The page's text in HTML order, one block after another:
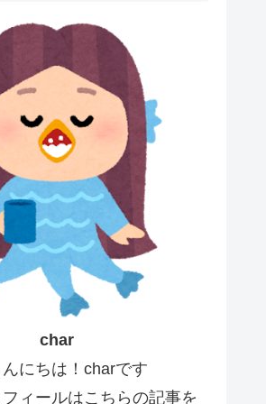
char
にちは！charです
ィールはこちらの記事を